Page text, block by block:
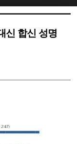
신 합신 성명
5